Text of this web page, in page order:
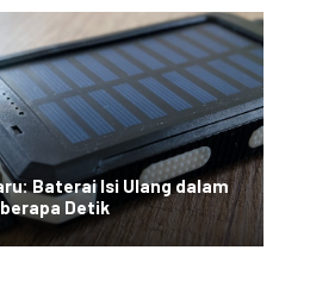
Baterai Isi Ulang dalam
Detik